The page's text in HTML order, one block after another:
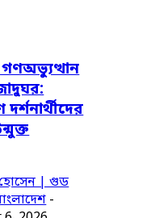
দর্শনার্থীদের
| গুড
-